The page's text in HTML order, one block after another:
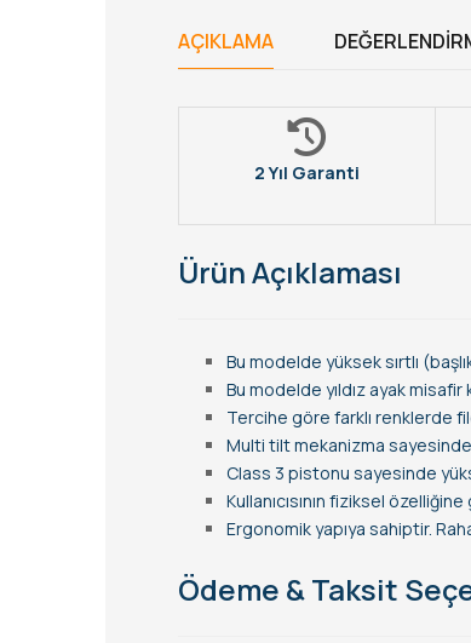
AÇIKLAMA
2 Yıl Garanti
Ürün Açıklaması
Bu modelde yüksek sırtlı
Bu modelde yıldız ayak
Tercihe göre farklı renklerde
Multi tilt mekanizma
Class 3 pistonu sayesinde
Kullanıcısının fiziksel
Ergonomik yapıya sahiptir.
Ödeme & Taksit